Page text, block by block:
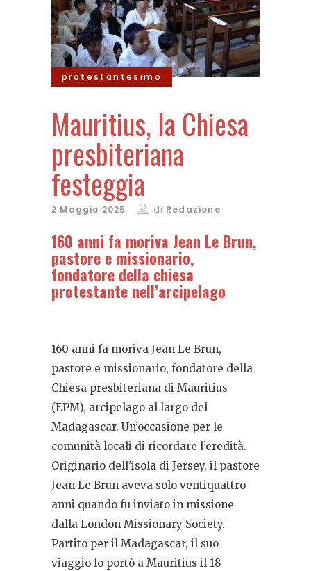
protestantesimo
Mauritius, la Chiesa
presbiteriana
festeggia
2 Maggio 2025 di Redazione
160 anni fa moriva Jean Le Brun,
pastore e missionario,
fondatore della chiesa
protestante nell’arcipelago
160 anni fa moriva Jean Le Brun,
pastore e missionario, fondatore della
Chiesa presbiteriana di Mauritius
(EPM), arcipelago al largo del
Madagascar. Un’occasione per le
comunità locali di ricordare l’eredità.
Originario dell’isola di Jersey, il pastore
Jean Le Brun aveva solo ventiquattro
anni quando fu inviato in missione
dalla London Missionary Society.
Partito per il Madagascar, il suo
viaggio lo portò a Mauritius il 18